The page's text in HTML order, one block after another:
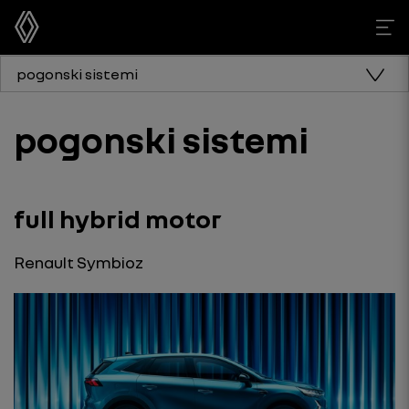
pogonski sistemi
pogonski sistemi
full hybrid motor
Renault Symbioz